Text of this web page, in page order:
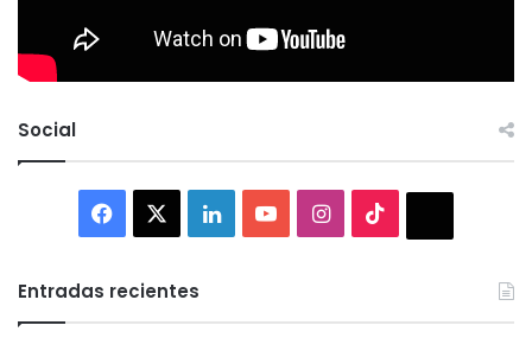
Social
Facebook LinkedInYouTubeInstagram
Entradas recientes